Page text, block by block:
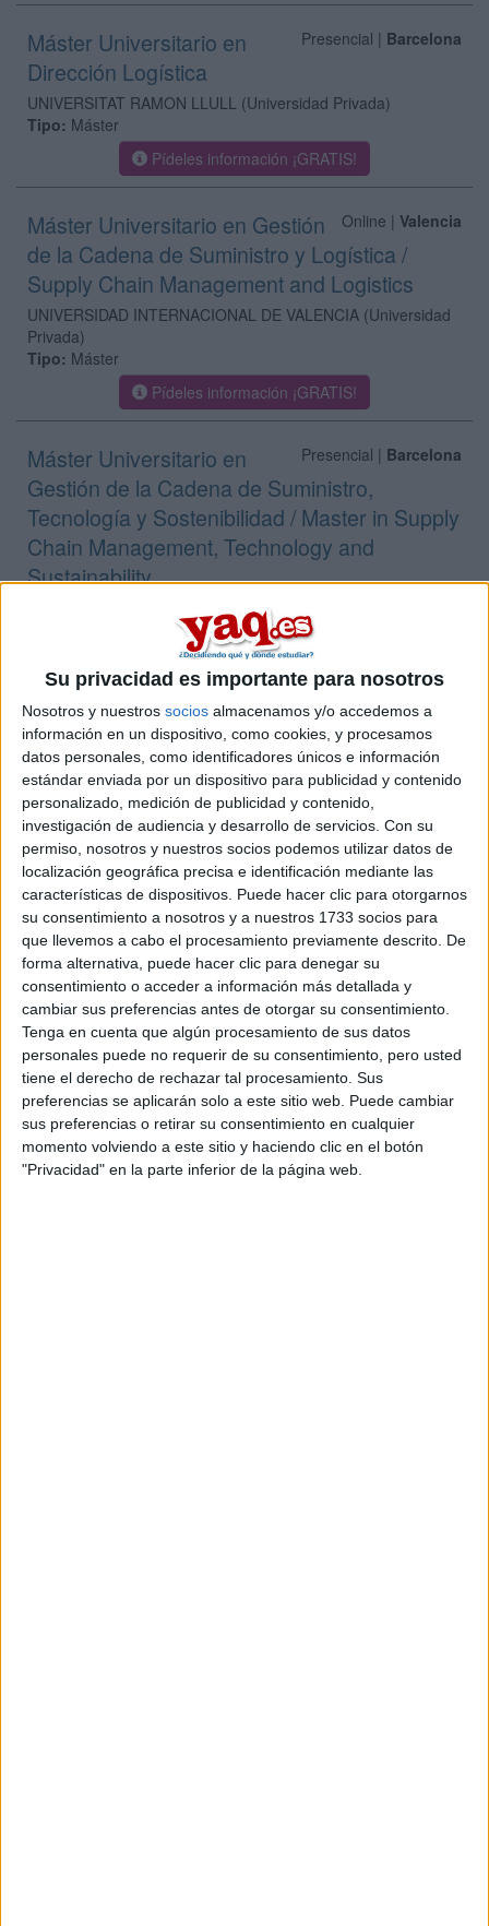
Su privacidad es importante para nosotros
Nosotros y nuestros socios almacenamos y/o accedemos a
información en un dispositivo, como cookies, y procesamos
datos personales, como identificadores únicos e información
estándar enviada por un dispositivo para publicidad y contenido
personalizado, medición de publicidad y contenido,
investigación de audiencia y desarrollo de servicios. Con su
permiso, nosotros y nuestros socios podemos utilizar datos de
localización geográfica precisa e identificación mediante las
características de dispositivos. Puede hacer clic para otorgarnos
su consentimiento a nosotros y a nuestros 1733 socios para
que llevemos a cabo el procesamiento previamente descrito. De
forma alternativa, puede hacer clic para denegar su
consentimiento o acceder a información más detallada y
cambiar sus preferencias antes de otorgar su consentimiento.
Tenga en cuenta que algún procesamiento de sus datos
personales puede no requerir de su consentimiento, pero usted
tiene el derecho de rechazar tal procesamiento. Sus
preferencias se aplicarán solo a este sitio web. Puede cambiar
sus preferencias o retirar su consentimiento en cualquier
momento volviendo a este sitio y haciendo clic en el botón
"Privacidad" en la parte inferior de la página web.
Presencial | Barcelona
Máster Universitario en
Dirección Logística
UNIVERSITAT RAMON LLULL (Universidad Privada)
Tipo: Máster
Pídeles información ¡GRATIS!
Online | Valencia
Máster Universitario en Gestión
de la Cadena de Suministro y Logística /
Supply Chain Management and Logistics
UNIVERSIDAD INTERNACIONAL DE VALENCIA (Universidad
Privada)
Tipo: Máster
Pídeles información ¡GRATIS!
Presencial | Barcelona
Máster Universitario en
Gestión de la Cadena de Suministro,
Tecnología y Sostenibilidad / Master in Supply
Chain Management, Technology and
Sustainability
BARCELONA SCHOOL OF MANAGEMENT
Pídeles información ¡GRATIS!
Presencial | Cádiz
Máster Universitario en Gestión
Portuaria y Logística
UNIVERSIDAD DE CáDIZ (Universidad Pública)
Tipo: Máster
Pídeles información ¡GRATIS!
Presencial |Valladolid
Máster Universitario en
Logística
UNIVERSIDAD DE VALLADOLID (Universidad Pública)
Tipo: Máster
Pídeles información ¡GRATIS!
Presencial |Madrid
Máster Universitario en
Logística
UNIVERSIDAD EUROPEA DE MADRID (Universidad Privada)